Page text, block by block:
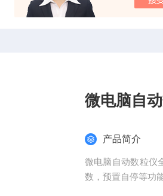
当前
微电脑自
产品简介
微电脑自动数粒仪
数，预置自停等功